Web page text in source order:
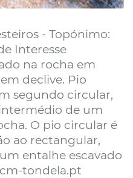
- Topónimo:
Interesse
na rocha em
declive. Pio
segundo circular,
de um
O pio circular é
ao rectangular,
entalhe escavado
tondela.pt